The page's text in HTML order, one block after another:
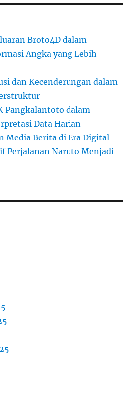
Broto4D dalam
Angka yang Lebih
dan Kecenderungan dalam
Pangkalantoto dalam
Data Harian
Media Berita di Era Digital
Perjalanan Naruto Menjadi